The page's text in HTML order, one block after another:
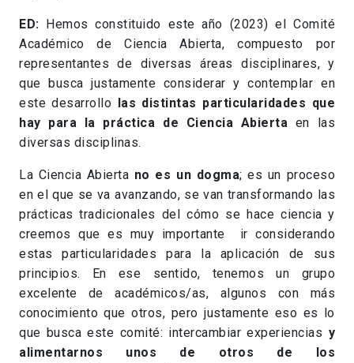
ED: Hemos constituido este año (2023) el Comité
Académico de Ciencia Abierta, compuesto por
representantes de diversas áreas disciplinares, y
que busca justamente considerar y contemplar en
este desarrollo las distintas particularidades que
hay para la práctica de Ciencia Abierta en las
diversas disciplinas.
La Ciencia Abierta no es un dogma; es un proceso
en el que se va avanzando, se van transformando las
prácticas tradicionales del cómo se hace ciencia y
creemos que es muy importante ir considerando
estas particularidades para la aplicación de sus
principios. En ese sentido, tenemos un grupo
excelente de académicos/as, algunos con más
conocimiento que otros, pero justamente eso es lo
que busca este comité: intercambiar experiencias y
alimentarnos unos de otros de los